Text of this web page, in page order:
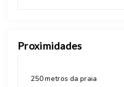
Proximidades
250 metros da praia